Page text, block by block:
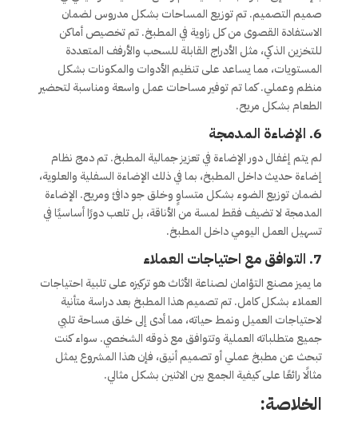
صميم التصميم. تم توزيع المساحات بشكل مدروس لضمان
الاستفادة القصوى من كل زاوية في المطبخ. تم تخصيص أماكن
للتخزين الذكي، مثل الأدراج القابلة للسحب والأرفف المتعددة
المستويات، مما يساعد على تنظيم الأدوات والمكونات بشكل
منظم وعملي. كما تم توفير مساحات عمل واسعة ومناسبة لتحضير
الطعام بشكل مريح.
6. الإضاءة المدمجة
لم يتم إغفال دور الإضاءة في تعزيز جمالية المطبخ. تم دمج نظام
إضاءة حديث داخل المطبخ، بما في ذلك الإضاءة السفلية والعلوية،
لضمان توزيع الضوء بشكل متساوٍ وخلق جو دافئ ومريح. الإضاءة
المدمجة لا تضيف فقط لمسة من الأناقة، بل تلعب دورًا أساسيًا في
تسهيل العمل اليومي داخل المطبخ.
7. التوافق مع احتياجات العملاء
ما يميز مصنع التؤامان لصناعة الأثاث هو تركيزه على تلبية احتياجات
العملاء بشكل كامل. تم تصميم هذا المطبخ بعد دراسة متأنية
لاحتياجات العميل ونمط حياته، مما أدى إلى خلق مساحة تلبي
جميع متطلباته العملية وتتوافق مع ذوقه الشخصي. سواء كنت
تبحث عن مطبخ عملي أو تصميم أنيق، فإن هذا المشروع يمثل
مثالًا رائعًا على كيفية الجمع بين الاثنين بشكل مثالي.
الخلاصة: